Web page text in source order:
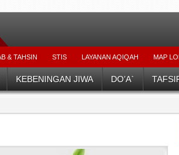
& TAHSIN STIS LAYANAN AQIQAH MAP
KEBENINGAN JIWA DO’A`